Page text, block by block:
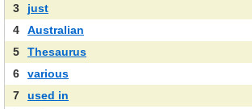
3
just
4
Australian
5
Thesaurus
6
various
7
used in